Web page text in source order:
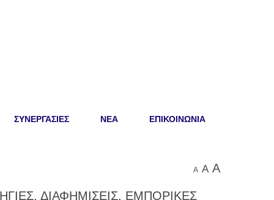
ΣΥΝΕΡΓΑΣΙΕΣ ΝΕΑ ΕΠΙΚΟΙΝΩΝΙΑ
A A A
ΔΙΑΦΗΜΙΣΕΙΣ, ΕΜΠΟΡΙΚΕΣ